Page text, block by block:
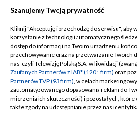
TVP
Abonament TVP
Emisja w TVP
Centrum informacji TVP
Naziemna Telewizja Cyfrowa
Regulamin
Polityka
Moje zgody
Pomoc
Szanujemy Twoją prywatność
Kliknij "Akceptuję i przechodzę do serwisu", aby
korzystanie z technologii automatycznego
dostęp do informacji na Twoim urządzeniu
przechowywanie oraz na przetwarzanie Twoich
nas, czyli Telewizję Polską S.A. w likwidacji
Zaufanych Partnerów z IAB* (1201 firm) oraz
Partnerów TVP (93 firm), w celach
zautomatyzowanego dopasowania reklam do
mierzenia ich skuteczności) i pozostałych, które
także zgody na udostępnianie przez nas